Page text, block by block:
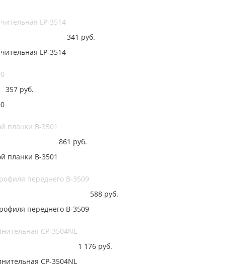
LP-3514
LP-3514
341 руб.
357 руб.
планки B-3501
планки B-3501
861 руб.
переднего B-3509
переднего B-3509
588 руб.
CP-3504NL
CP-3504NL
1 176 руб.